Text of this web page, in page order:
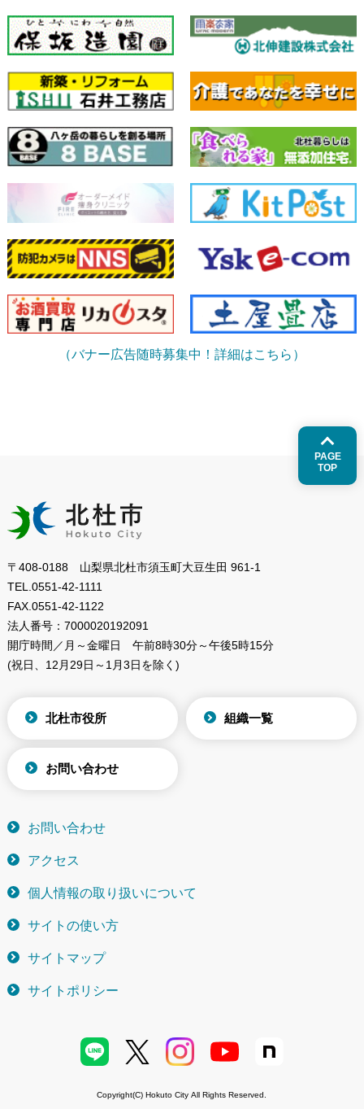
（バナー広告随時募集中！詳細はこちら）
PAGE
TOP
〒408-0188 山梨県北杜市須玉町大豆生田 961-1
TEL. 0551-42-1111
FAX. 0551-42-1122
法人番号： 7000020192091
開庁時間／月～金曜日
午前8時30分～午後5時15分
(祝日、12月29日～1月3日を除く)
北杜市役所 組織一覧
お問い合わせ
お問い合わせ
アクセス
個人情報の取り扱いについて
サイトの使い方
サイトマップ
サイトポリシー
Copyright(C) Hokuto City All Rights Reserved.